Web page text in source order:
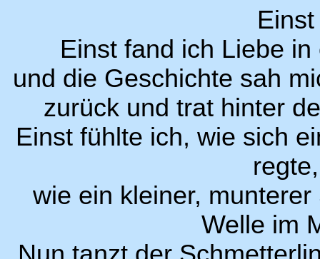
Einst
Einst fand ich Liebe
und die Geschichte sah
zurück und trat hinter
Einst fühlte ich, wie sich
regte,
wie ein kleiner,
Welle im